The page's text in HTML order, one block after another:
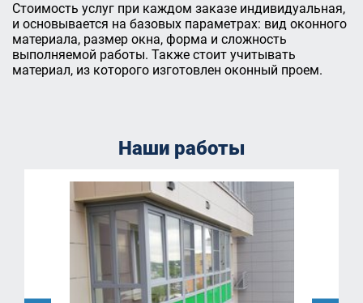
Стоимость услуг при каждом заказе индивидуальная,
и основывается на базовых параметрах: вид оконного
материала, размер окна, форма и сложность
выполняемой работы. Также стоит учитывать
материал, из которого изготовлен оконный проем.
Наши работы